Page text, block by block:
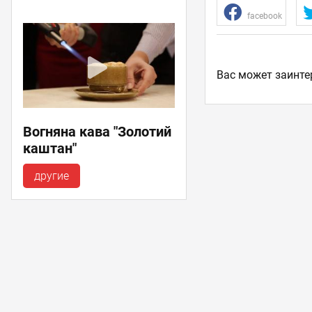
Вогняна кава "Золотий
каштан"
другие
facebook
Ваc может